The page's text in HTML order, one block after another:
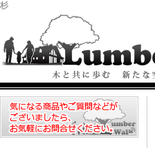
杉